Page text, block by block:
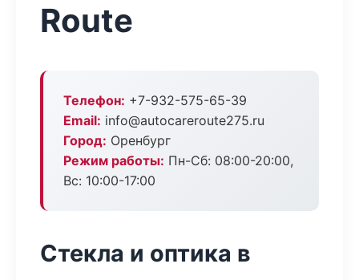
Route
Телефон: +7-932-575-65-39
Email: info@autocareroute275.ru
Город: Оренбург
Режим работы: Пн-Сб: 08:00-20:00,
Вс: 10:00-17:00
Стекла и оптика в